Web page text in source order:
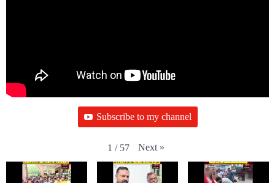
Subscribe to my channel
1 / 57 Next »